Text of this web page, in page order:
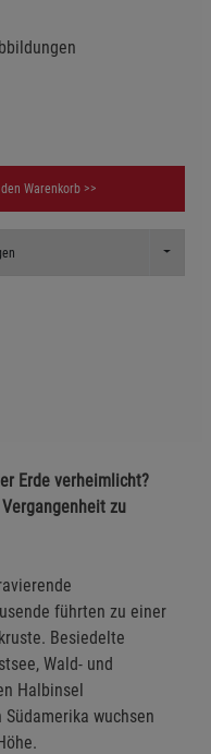
den Warenkorb >>
Toggle
Erde verheimlicht?
zu
führten zu einer
Besiedelte
Wald- und
Halbinsel
wuchsen